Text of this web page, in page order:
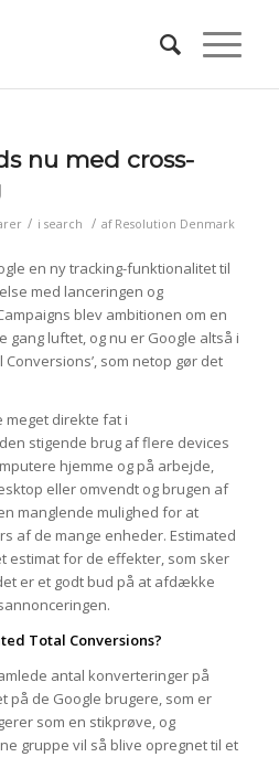
nu med cross-
/ i search / af Resolution Denmark
en ny tracking-funktionalitet til
med lanceringen og
blev ambitionen om en
gang luftet, og nu er Google altså i
Conversions’, som netop gør det
meget direkte fat i
stigende brug af flere devices
hjemme og på arbejde,
eller omvendt og brugen af
manglende mulighed for at
af de mange enheder. Estimated
estimat for de effekter, som sker
er et godt bud på at afdække
Total Conversions?
antal konverteringer på
de Google brugere, som er
som en stikprøve, og
gruppe vil så blive opregnet til et